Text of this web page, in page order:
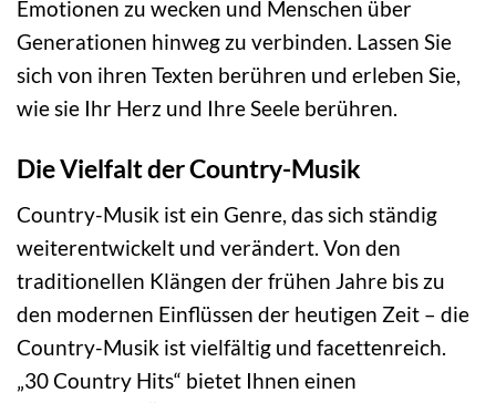
Emotionen zu wecken und Menschen über
Generationen hinweg zu verbinden. Lassen Sie
sich von ihren Texten berühren und erleben Sie,
wie sie Ihr Herz und Ihre Seele berühren.
Die Vielfalt der Country-Musik
Country-Musik ist ein Genre, das sich ständig
weiterentwickelt und verändert. Von den
traditionellen Klängen der frühen Jahre bis zu
den modernen Einflüssen der heutigen Zeit – die
Country-Musik ist vielfältig und facettenreich.
„30 Country Hits“ bietet Ihnen einen